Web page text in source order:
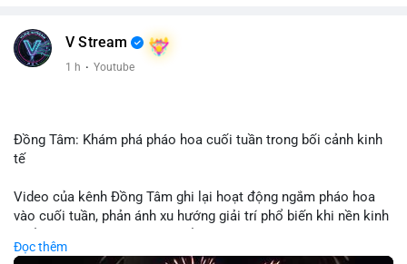
V Stream
1 h · Youtube
Đồng Tâm: Khám phá pháo hoa cuối tuần trong bối cảnh kinh
tế
Video của kênh Đồng Tâm ghi lại hoạt động ngắm pháo hoa
vào cuối tuần, phản ánh xu hướng giải trí phổ biến khi nền kinh
trải nghiệm hơn là đầu tư vào tài sản vật chất. Trong bối cảnh
Đọc thêm